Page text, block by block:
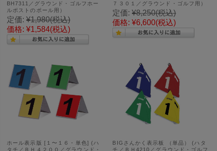
BH7311／グラウンド・ゴルフホー
ルポストのポール用）
定価: ¥1,980(税込)
価格: ¥1,584(税込)
７３０１／グラウンド・ゴルフ用）
定価: ¥8,250(税込)
価格: ¥6,600(税込)
ホール表示版 [１〜１６・単色] (ハ
タチ／ＢＨ４２００／グラウンド・
BIGさんかく表示板 （単品） (ハタ
チ／ＢＨ4210／グラウンド・ゴルフ